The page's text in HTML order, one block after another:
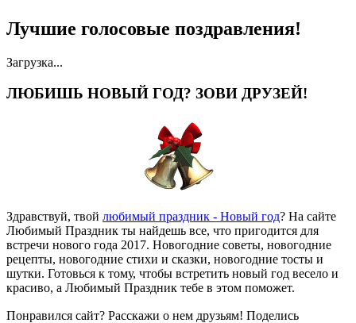
Лучшие голосовые поздравления!
Загрузка...
ЛЮБИШЬ НОВЫЙ ГОД? ЗОВИ ДРУЗЕЙ!
Здравствуй, твой любимый праздник - Новый год? На сайте
Любимый Праздник ты найдешь все, что пригодится для
встречи нового года 2017. Новогодние советы, новогодние
рецепты, новогодние стихи и сказки, новогодние тосты и
шутки. Готовься к тому, чтобы встретить новый год весело и
красиво, а Любимый Праздник тебе в этом поможет.
Понравился сайт? Расскажи о нем друзьям! Поделись